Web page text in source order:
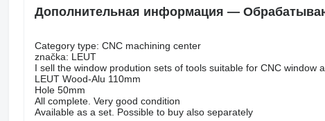
Дополнительная информация —
Category type: CNC machining center
značka: LEUT
I sell the window prodution sets of tools suitable for CNC window
LEUT Wood-Alu 110mm
Hole 50mm
All complete. Very good condition
Available as a set. Possible to buy also separately